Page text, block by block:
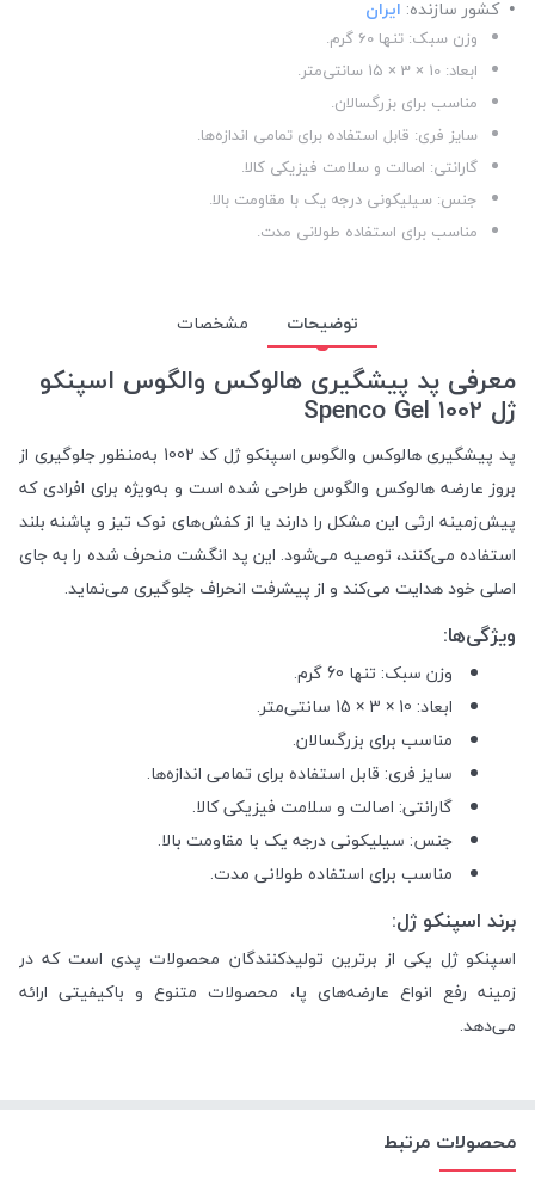
کشور سازنده: ایران
وزن سبک: تنها 60 گرم.
ابعاد: 10 × 3 × 15 سانتی‌متر.
مناسب برای بزرگسالان.
سایز فری: قابل استفاده برای تمامی اندازه‌ها.
گارانتی: اصالت و سلامت فیزیکی کالا.
جنس: سیلیکونی درجه یک با مقاومت بالا.
مناسب برای استفاده طولانی مدت.
توضیحات مشخصات
معرفی پد پیشگیری هالوکس والگوس اسپنکو
ژل Spenco Gel 1002
پد پیشگیری هالوکس والگوس اسپنکو ژل کد 1002 به‌منظور جلوگیری از
بروز عارضه هالوکس والگوس طراحی شده است و به‌ویژه برای افرادی که
پیش‌زمینه ارثی این مشکل را دارند یا از کفش‌های نوک تیز و پاشنه بلند
استفاده می‌کنند، توصیه می‌شود. این پد انگشت منحرف شده را به جای
اصلی خود هدایت می‌کند و از پیشرفت انحراف جلوگیری می‌نماید.
ویژگی‌ها:
وزن سبک: تنها 60 گرم.
ابعاد: 10 × 3 × 15 سانتی‌متر.
مناسب برای بزرگسالان.
سایز فری: قابل استفاده برای تمامی اندازه‌ها.
گارانتی: اصالت و سلامت فیزیکی کالا.
جنس: سیلیکونی درجه یک با مقاومت بالا.
مناسب برای استفاده طولانی مدت.
برند اسپنکو ژل:
اسپنکو ژل یکی از برترین تولیدکنندگان محصولات پدی است که در
زمینه رفع انواع عارضه‌های پا، محصولات متنوع و باکیفیتی ارائه
می‌دهد.
محصولات مرتبط